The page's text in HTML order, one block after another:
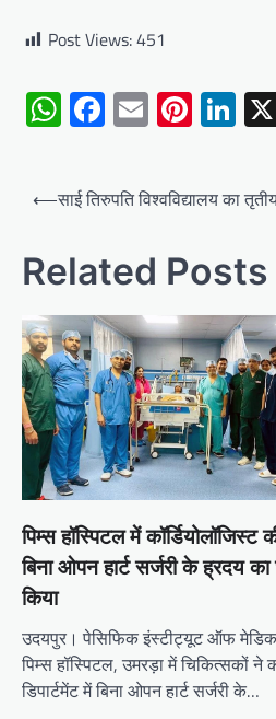
Post Views:451
WhatsApp
Facebook
Email
Post
⟵साई तिरुपति विश्वविद्यालय का
Related Posts
पिम्स हॉस्पिटल में कॉर्डियोलॉजिस्ट
बिना ओपन हार्ट सर्जरी के ह्रदय
किया
उदयपुर। पेसिफिक इंस्टीट्यूट ऑफ
पिम्स हॉस्पिटल, उमरड़ा में चिकित्सकों ने
डिपार्टमेंट में बिना ओपन हार्ट सर्जरी के…